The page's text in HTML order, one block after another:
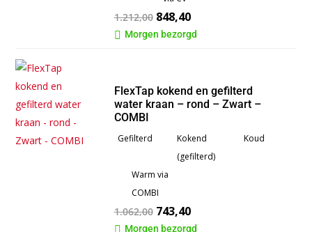
1.212,00 848,40
 Morgen bezorgd
FlexTap kokend en gefilterd
water kraan – rond – Zwart –
COMBI
Gefilterd
Kokend
(gefilterd)
Koud
Warm via
COMBI
1.062,00 743,40
 Morgen bezorgd